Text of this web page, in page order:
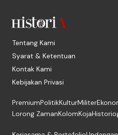
Tentang Kami
Syarat & Ketentuan
Kontak Kami
Kebijakan Privasi
PremiumPolitikKulturMiliter
Lorong ZamanKolomKoja